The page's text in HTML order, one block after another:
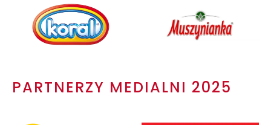
PARTNERZY MEDIALNI 2025